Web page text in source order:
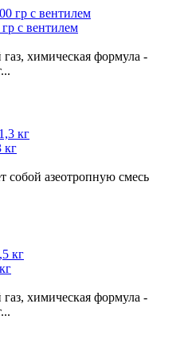
с вентилем
химическая формула -
кг
собой азеотропную смесь
химическая формула -